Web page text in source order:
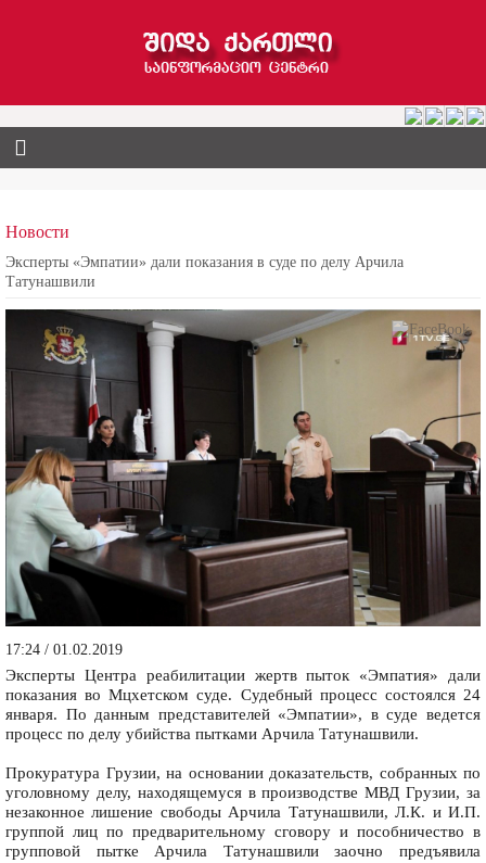
Новости
Эксперты «Эмпатии» дали показания в суде по делу Арчила
Татунашвили
17:24 / 01.02.2019
Эксперты Центра реабилитации жертв пыток «Эмпатия» дали
показания во Мцхетском суде. Судебный процесс состоялся 24
января. По данным представителей «Эмпатии», в суде ведется
процесс по делу убийства пытками Арчила Татунашвили.
Прокуратура Грузии, на основании доказательств, собранных по
уголовному делу, находящемуся в производстве МВД Грузии, за
незаконное лишение свободы Арчила Татунашвили, Л.К. и И.П.
группой лиц по предварительному сговору и пособничество в
групповой пытке Арчила Татунашвили заочно предъявила